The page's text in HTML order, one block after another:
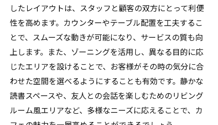
したレイアウトは、スタッフと顧客の双方にとって利便
性を高めます。カウンターやテーブル配置を工夫するこ
とで、スムーズな動きが可能になり、サービスの質も向
上します。また、ゾーニングを活用し、異なる目的に応
じたエリアを設けることで、お客様がその時の気分に合
わせた空間を選べるようにすることも有効です。静かな
読書スペースや、友人との会話を楽しむためのリビング
ルーム風エリアなど、多様なニーズに応えることで、カ